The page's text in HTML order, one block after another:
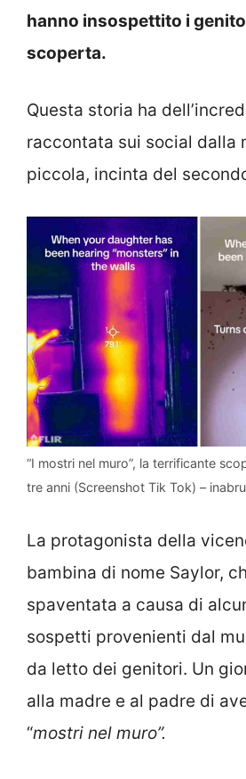
hanno insospettito i
scoperta.
Questa storia ha
raccontata sui social dalla
piccola, incinta del
“I mostri nel muro”, la terrificante
tre anni (Screenshot Tik Tok) –
La protagonista della
bambina di nome Saylor,
spaventata a causa di
sospetti provenienti dal
da letto dei genitori. Un
alla madre e al padre di
“mostri nel muro”.